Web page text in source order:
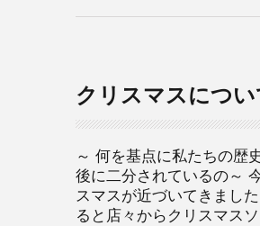
クリスマスについ
～ 何を基点に私たちの歴
後に二分されているの～
スマスが近づいてきまし
ると店々からクリスマス